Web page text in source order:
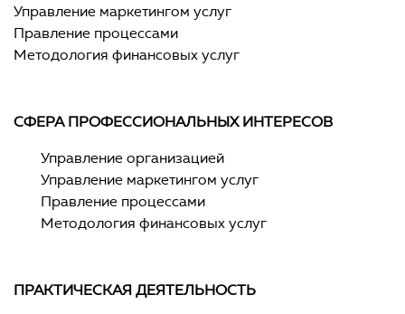
Управление маркетингом услуг
Правление процессами
Методология финансовых услуг
СФЕРА ПРОФЕССИОНАЛЬНЫХ ИНТЕРЕСОВ
Управление организацией
Управление маркетингом услуг
Правление процессами
Методология финансовых услуг
ПРАКТИЧЕСКАЯ ДЕЯТЕЛЬНОСТЬ